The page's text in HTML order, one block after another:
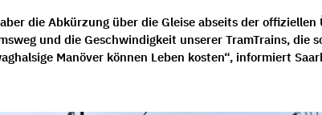
die Abkürzung über die Gleise abseits der offiziellen
und die Geschwindigkeit unserer TramTrains, die
Manöver können Leben kosten“, informiert